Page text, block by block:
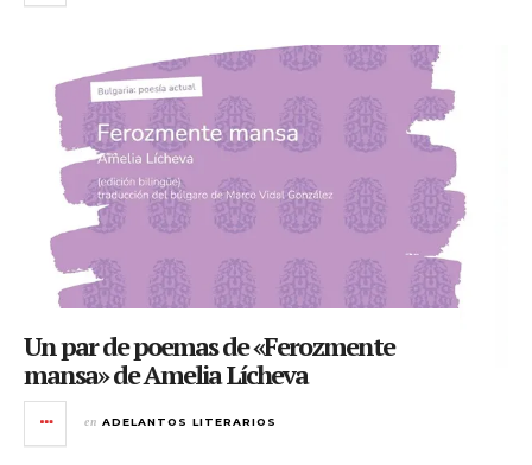
Un par de poemas de «Ferozmente
mansa» de Amelia Lícheva
en ADELANTOS LITERARIOS